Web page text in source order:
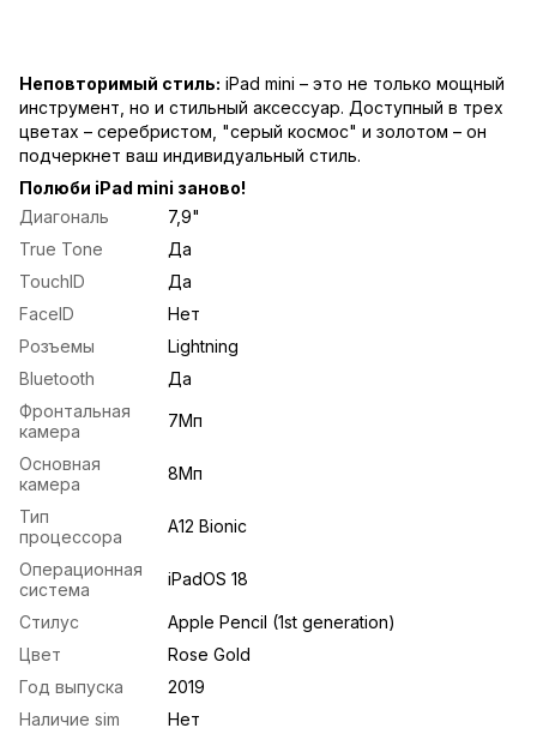
Неповторимый стиль: iPad mini – это не только мощный
инструмент, но и стильный аксессуар. Доступный в трех
цветах – серебристом, "серый космос" и золотом – он
подчеркнет ваш индивидуальный стиль.
Полюби iPad mini заново!
Диагональ
7,9"
True Tone
Да
TouchID
Да
FaceID
Нет
Розъемы
Lightning
Bluetooth
Да
Фронтальная
камера
7Мп
Основная
камера
8Mп
Тип
процессора
A12 Bionic
Операционная
система
iPadOS 18
Стилус
Apple Pencil (1st generation)
Цвет
Rose Gold
Год выпуска
2019
Наличие sim
Нет